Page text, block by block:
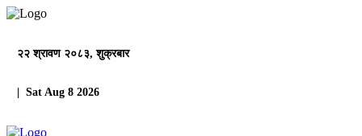
२२ श्रावण २०८३, शुक्रबार
| Sat Aug 8 2026